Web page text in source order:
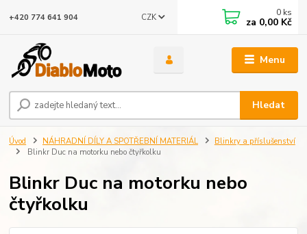
Menu
CZK
Hledat
+420 774 641 904 0 ks
za 0,00 Kč
Úvod NÁHRADNÍ DÍLY A SPOTŘEBNÍ MATERIÁL
Blinkry a příslušenství
Blinkr Duc na motorku nebo čtyřkolku
Blinkr Duc na motorku nebo
čtyřkolku